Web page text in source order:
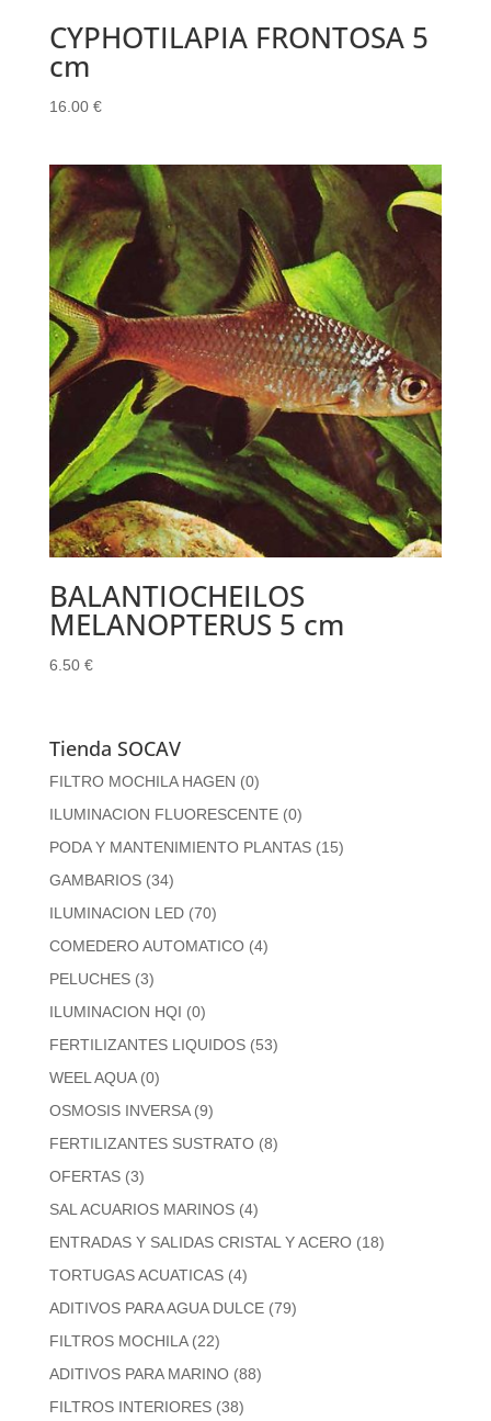
CYPHOTILAPIA FRONTOSA 5
cm
16.00 €
BALANTIOCHEILOS
MELANOPTERUS 5 cm
6.50 €
Tienda SOCAV
FILTRO MOCHILA HAGEN (0)
ILUMINACION FLUORESCENTE (0)
PODA Y MANTENIMIENTO PLANTAS (15)
GAMBARIOS (34)
ILUMINACION LED (70)
COMEDERO AUTOMATICO (4)
PELUCHES (3)
ILUMINACION HQI (0)
FERTILIZANTES LIQUIDOS (53)
WEEL AQUA (0)
OSMOSIS INVERSA (9)
FERTILIZANTES SUSTRATO (8)
OFERTAS (3)
SAL ACUARIOS MARINOS (4)
ENTRADAS Y SALIDAS CRISTAL Y ACERO (18)
TORTUGAS ACUATICAS (4)
ADITIVOS PARA AGUA DULCE (79)
FILTROS MOCHILA (22)
ADITIVOS PARA MARINO (88)
FILTROS INTERIORES (38)